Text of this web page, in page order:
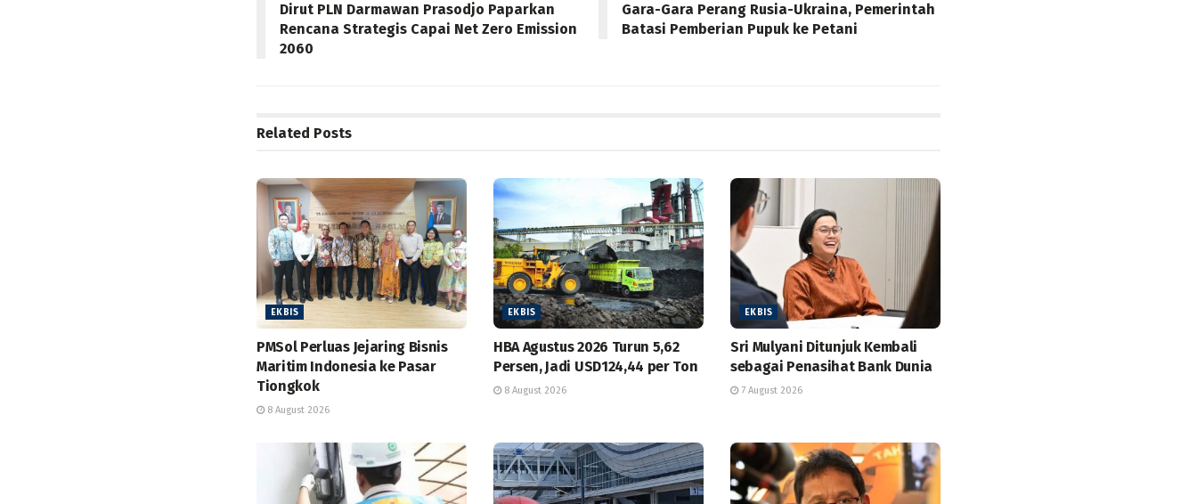
Dirut PLN Darmawan Prasodjo Paparkan
Rencana Strategis Capai Net Zero Emission
2060
Gara-Gara Perang Rusia-Ukraina, Pemerintah
Batasi Pemberian Pupuk ke Petani
Related Posts
EKBIS
PMSol Perluas Jejaring Bisnis
Maritim Indonesia ke Pasar
Tiongkok
8 August 2026
EKBIS
HBA Agustus 2026 Turun 5,62
Persen, Jadi USD124,44 per Ton
8 August 2026
EKBIS
Sri Mulyani Ditunjuk Kembali
sebagai Penasihat Bank Dunia
7 August 2026